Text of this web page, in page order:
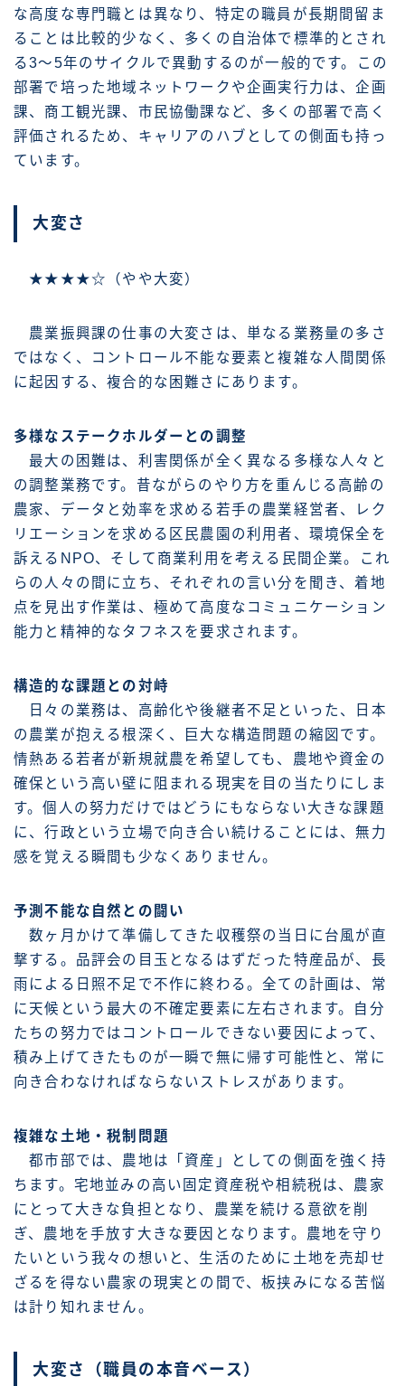
な高度な専門職とは異なり、特定の職員が長期間留ま
ることは比較的少なく、多くの自治体で標準的とされ
る3～5年のサイクルで異動するのが一般的です。この
部署で培った地域ネットワークや企画実行力は、企画
課、商工観光課、市民協働課など、多くの部署で高く
評価されるため、キャリアのハブとしての側面も持っ
ています。
大変さ
★★★★☆（やや大変）
農業振興課の仕事の大変さは、単なる業務量の多さ
ではなく、コントロール不能な要素と複雑な人間関係
に起因する、複合的な困難さにあります。
多様なステークホルダーとの調整
最大の困難は、利害関係が全く異なる多様な人々と
の調整業務です。昔ながらのやり方を重んじる高齢の
農家、データと効率を求める若手の農業経営者、レク
リエーションを求める区民農園の利用者、環境保全を
訴えるNPO、そして商業利用を考える民間企業。これ
らの人々の間に立ち、それぞれの言い分を聞き、着地
点を見出す作業は、極めて高度なコミュニケーション
能力と精神的なタフネスを要求されます。
構造的な課題との対峙
日々の業務は、高齢化や後継者不足といった、日本
の農業が抱える根深く、巨大な構造問題の縮図です。
情熱ある若者が新規就農を希望しても、農地や資金の
確保という高い壁に阻まれる現実を目の当たりにしま
す。個人の努力だけではどうにもならない大きな課題
に、行政という立場で向き合い続けることには、無力
感を覚える瞬間も少なくありません。
予測不能な自然との闘い
数ヶ月かけて準備してきた収穫祭の当日に台風が直
撃する。品評会の目玉となるはずだった特産品が、長
雨による日照不足で不作に終わる。全ての計画は、常
に天候という最大の不確定要素に左右されます。自分
たちの努力ではコントロールできない要因によって、
積み上げてきたものが一瞬で無に帰す可能性と、常に
向き合わなければならないストレスがあります。
複雑な土地・税制問題
都市部では、農地は「資産」としての側面を強く持
ちます。宅地並みの高い固定資産税や相続税は、農家
にとって大きな負担となり、農業を続ける意欲を削
ぎ、農地を手放す大きな要因となります。農地を守り
たいという我々の想いと、生活のために土地を売却せ
ざるを得ない農家の現実との間で、板挟みになる苦悩
は計り知れません。
大変さ（職員の本音ベース）